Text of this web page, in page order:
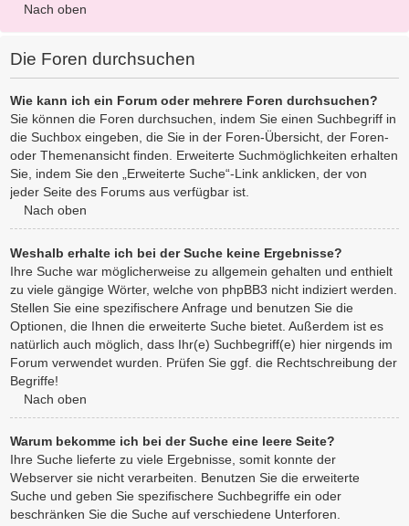
Nach oben
Die Foren durchsuchen
Wie kann ich ein Forum oder mehrere Foren durchsuchen?
Sie können die Foren durchsuchen, indem Sie einen Suchbegriff in
die Suchbox eingeben, die Sie in der Foren-Übersicht, der Foren-
oder Themenansicht finden. Erweiterte Suchmöglichkeiten erhalten
Sie, indem Sie den „Erweiterte Suche“-Link anklicken, der von
jeder Seite des Forums aus verfügbar ist.
Nach oben
Weshalb erhalte ich bei der Suche keine Ergebnisse?
Ihre Suche war möglicherweise zu allgemein gehalten und enthielt
zu viele gängige Wörter, welche von phpBB3 nicht indiziert werden.
Stellen Sie eine spezifischere Anfrage und benutzen Sie die
Optionen, die Ihnen die erweiterte Suche bietet. Außerdem ist es
natürlich auch möglich, dass Ihr(e) Suchbegriff(e) hier nirgends im
Forum verwendet wurden. Prüfen Sie ggf. die Rechtschreibung der
Begriffe!
Nach oben
Warum bekomme ich bei der Suche eine leere Seite?
Ihre Suche lieferte zu viele Ergebnisse, somit konnte der
Webserver sie nicht verarbeiten. Benutzen Sie die erweiterte
Suche und geben Sie spezifischere Suchbegriffe ein oder
beschränken Sie die Suche auf verschiedene Unterforen.